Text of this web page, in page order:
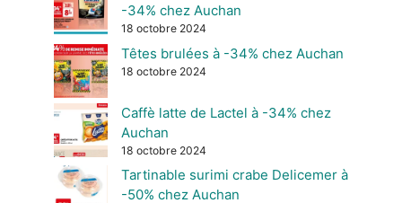
-34% chez Auchan
18 octobre 2024
Têtes brulées à -34% chez Auchan
18 octobre 2024
Caffè latte de Lactel à -34% chez
Auchan
18 octobre 2024
Tartinable surimi crabe Delicemer à
-50% chez Auchan